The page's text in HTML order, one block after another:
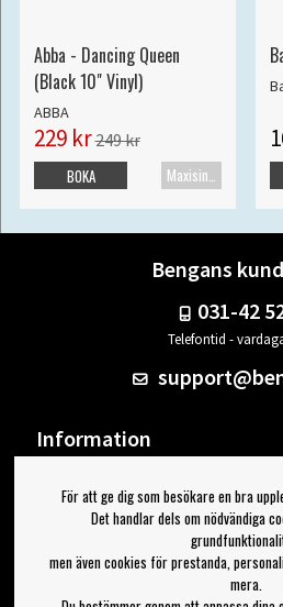
Abba - Dancing Queen
(Black 10" Vinyl)
ABBA
229 kr249 kr
Maxisingel
BOKA
Bengans
031-42
Telefontid -
Information
Om Bengans
FAQ / Köp- & Leveransvillkor
Jag vill ha tips
För att ge dig som besökare en bra
Det handlar dels om nödvändiga
men även cookies för prestanda,
mera.